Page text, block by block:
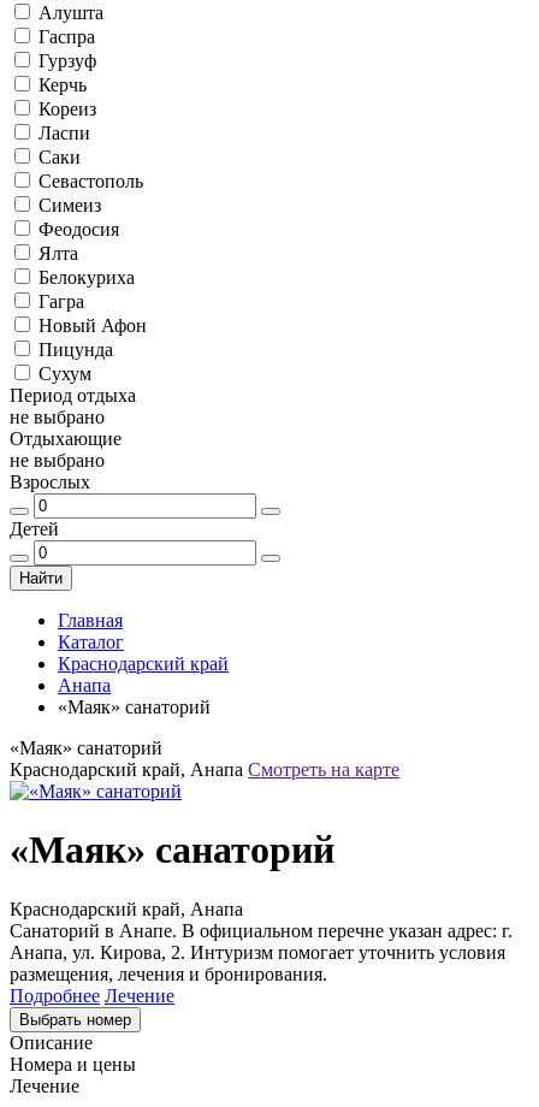
Алушта
Гаспра
Гурзуф
Керчь
Кореиз
Ласпи
Саки
Севастополь
Симеиз
Феодосия
Ялта
Белокуриха
Гагра
Новый Афон
Пицунда
Сухум
Период отдыха
не выбрано
Отдыхающие
не выбрано
Взрослых
Детей
Найти
Главная
Каталог
Краснодарский край
Анапа
«Маяк» санаторий
«Маяк» санаторий
Краснодарский край, Анапа Смотреть на карте
«Маяк» санаторий
Краснодарский край, Анапа
Санаторий в Анапе. В официальном перечне указан адрес: г.
Анапа, ул. Кирова, 2. Интуризм помогает уточнить условия
размещения, лечения и бронирования.
Подробнее Лечение
Выбрать номер
Описание
Номера и цены
Лечение